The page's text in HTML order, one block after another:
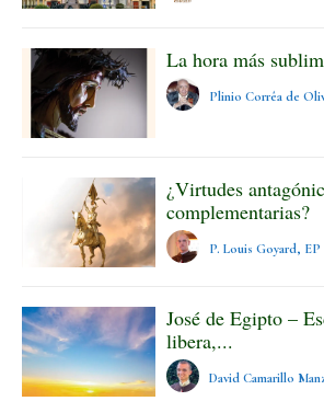
La hora más
Plinio Corrêa de
¿Virtudes
complementarias?
P. Louis Goyard, EP
José de Egipto –
libera,...
David Camarillo